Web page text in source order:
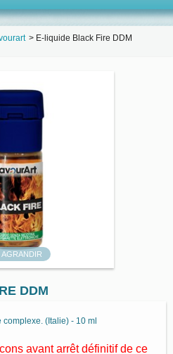
> E-liquide Black Fire DDM
AGRANDIR
DDM
(Italie) - 10 ml
avant arrêt définitif de ce